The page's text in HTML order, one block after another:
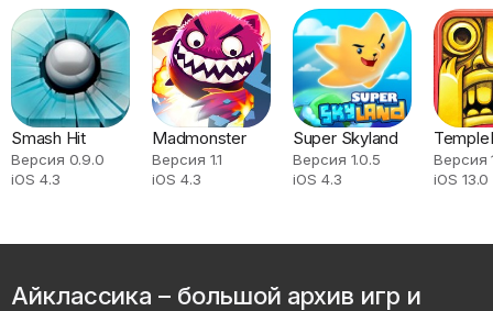
Smash Hit
Версия 0.9.0
iOS 4.3
Madmonster
Версия 1.1
iOS 4.3
Super Skyland
Версия 1.0.5
iOS 4.3
Версия
iOS 13.0
Айклассика – большой архив игр и